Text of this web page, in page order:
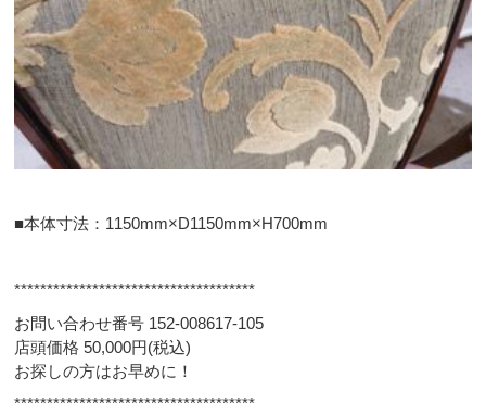
■本体寸法：1150mm×D1150mm×H700mm
*************************************
お問い合わせ番号 152-008617-105
店頭価格 50,000円(税込)
お探しの方はお早めに！
*************************************